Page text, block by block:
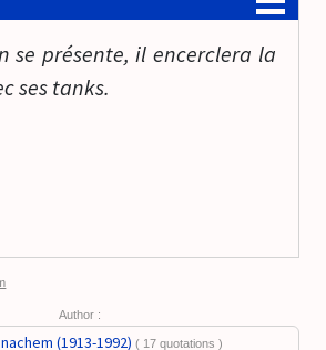
Author :
(1913-1992) ( 17 quotations )
se présente, il encerclera la
ses tanks.